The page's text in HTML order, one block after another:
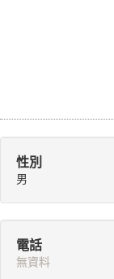
性別
男
電話
無資料